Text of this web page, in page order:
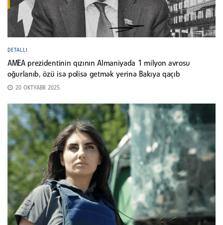
DETALLI
AMEA prezidentinin qızının Almaniyada 1 milyon avrosu
oğurlanıb, özü isə polisə getmək yerinə Bakıya qaçıb
20 OKTYABR 2025